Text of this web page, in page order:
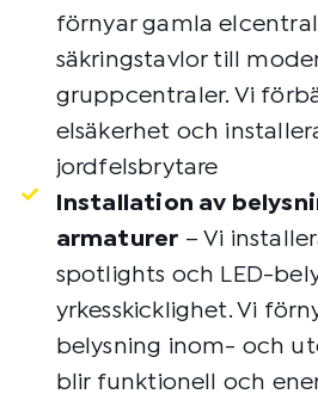
förnyar gamla
säkringstavlor till
gruppcentraler. Vi
elsäkerhet och
jordfelsbrytare
Installation av
armaturer – Vi
spotlights och LED-
yrkesskicklighet. Vi
belysning inom- och
blir funktionell och